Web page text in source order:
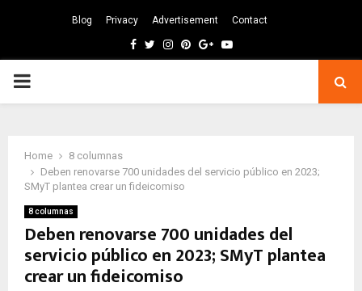
Blog Privacy Advertisement Contact
Facebook
TwitterInstagram
Pinterest
GoogleYoutube
PRIMARY
Home
8 columnas
Deben renovarse 700 unidades del servicio público en 2023;
SMyT plantea crear un fideicomiso
8 columnas
Deben renovarse 700 unidades del
servicio público en 2023; SMyT plantea
crear un fideicomiso